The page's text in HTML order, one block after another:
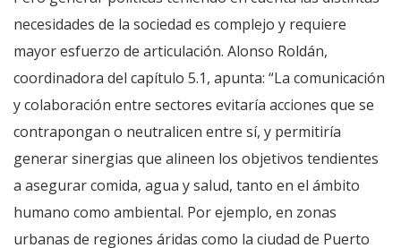
necesidades de la sociedad es complejo y requiere
mayor esfuerzo de articulación. Alonso Roldán,
coordinadora del capítulo 5.1, apunta: “La comunicación
y colaboración entre sectores evitaría acciones que se
contrapongan o neutralicen entre sí, y permitiría
generar sinergias que alineen los objetivos tendientes
a asegurar comida, agua y salud, tanto en el ámbito
humano como ambiental. Por ejemplo, en zonas
urbanas de regiones áridas como la ciudad de Puerto